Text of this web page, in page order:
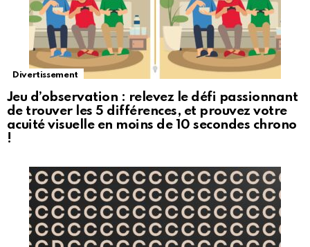
Divertissement
Jeu d’observation : relevez le défi passionnant
de trouver les 5 différences, et prouvez votre
acuité visuelle en moins de 10 secondes chrono
!